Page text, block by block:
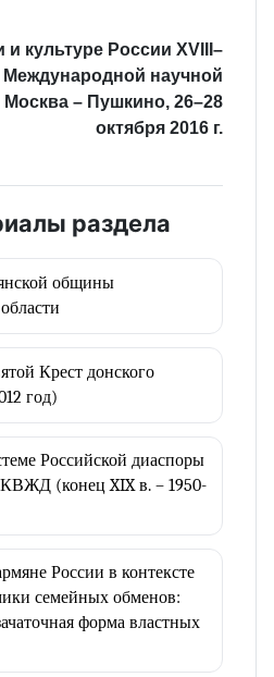
культуре России XVIII–
научной
– Пушкино, 26–28
октября 2016 г.
раздела
общины
Крест донского
год)
Российской диаспоры
(конец XIX в. – 1950-
России в контексте
семейных обменов:
форма властных